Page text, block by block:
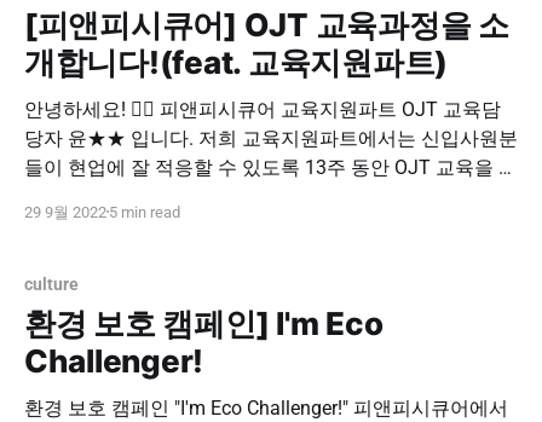
IT기업은 클릭하기 두려웠는데요. 우연히,
[피앤피시큐어] OJT 교육과정을 소
개합니다!(feat. 교육지원파트)
안녕하세요! 🙇‍♂️ 피앤피시큐어 교육지원파트 OJT 교육담
당자 윤★★ 입니다. 저희 교육지원파트에서는 신입사원분
들이 현업에 잘 적응할 수 있도록 13주 동안 OJT 교육을 진
저희 파트를 거쳐 팀으로 배정받게 되는데요 ~ 😎😎😎 아
주차 - 사내 기본 업무 교육 (피앤피시큐어 소개 및 핵심가
치, 방향성 제시)
29 9월 2022 5 min read
culture
환경 보호 캠페인] I'm Eco
Challenger!
환경 보호 캠페인 "I'm Eco Challenger!" 피앤피시큐어에서